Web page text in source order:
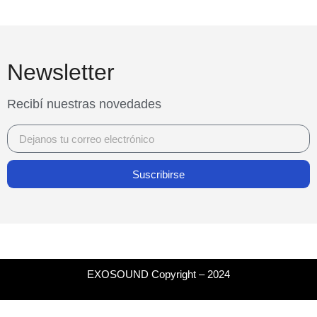
Newsletter
Recibí nuestras novedades
Suscribirse
EXOSOUND Copyright – 2024